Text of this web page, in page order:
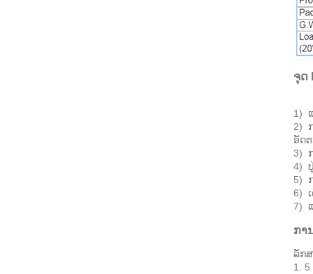
ຈຸດ
1)
2)
ອັດ
3)
4)
5)
6)
7)
ກາ
ລັກ
1. 5